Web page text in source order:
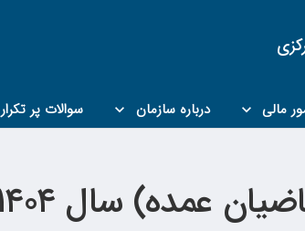
مالی درباره سازمان سوالات پر تکرار
عمده) سال ۱۴۰۴